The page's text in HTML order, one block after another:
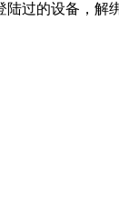
过的设备，解